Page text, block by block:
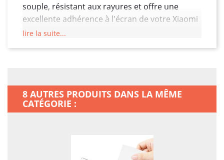
souple, résistant aux rayures et offre une
excellente adhérence à l'écran de votre Xiaomi
Redmi Note 14 5G.
Protection contre les rayures :Le film
quotidiennes, les éraflures et les marques
de doigts.
signifie que les petites éraflures et
lire la suite...
8 AUTRES PRODUITS DANS LA MÊME
CATÉGORIE :